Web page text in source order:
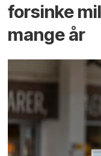
forsinke
mange år